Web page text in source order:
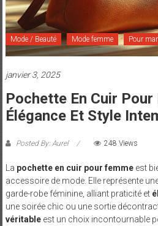
Maman
Mode / Beauté Mode femme Pour
janvier 3, 2025
Pochette En Cuir Pour
Élégance Et Style
Posted By: Aurel 248 Views
La pochette en cuir pour femmeest
accessoire de mode. Elle représente
garde-robe féminine, alliant praticité et
une soirée chic ou une sortie
véritableest un choix incontournable